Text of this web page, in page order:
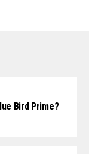
Bird Prime?